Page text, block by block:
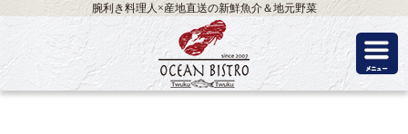
腕利き料理人×産地直送の新鮮魚介＆地元野菜